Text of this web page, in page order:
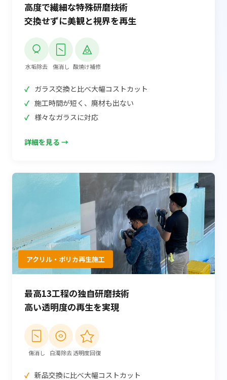
高度で繊細な特殊研磨技術
交換せずに美観と視界を再生
水垢除去 傷消し 酸焼け補修
ガラス交換と比べ大幅コストカット
施工時間が短く、廃材も出ない
様々なガラスに対応
詳細を見る →
アクリル・ポリカ再生施工
最高13工程の独自研磨技術
高い透明度の再生を実現
傷消し 白濁除去透明度回復
新品交換に比べ大幅コストカット